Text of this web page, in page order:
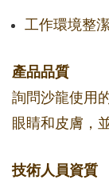
工作環境整
產品品質
詢問沙龍使用
眼睛和皮膚，
技術人員資質